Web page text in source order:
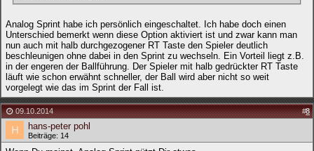
Analog Sprint habe ich persönlich eingeschaltet. Ich habe doch einen
Unterschied bemerkt wenn diese Option aktiviert ist und zwar kann man
nun auch mit halb durchgezogener RT Taste den Spieler deutlich
beschleunigen ohne dabei in den Sprint zu wechseln. Ein Vorteil liegt z.B.
in der engeren der Ballführung. Der Spieler mit halb gedrückter RT Taste
läuft wie schon erwähnt schneller, der Ball wird aber nicht so weit
vorgelegt wie das im Sprint der Fall ist.
09.10.2014 #8
hans-peter pohl
Beiträge: 14